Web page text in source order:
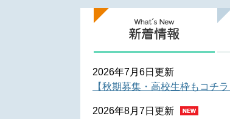
着
情
2026年7月6日更新
【秋期募集・高校生枠もコチ
2026年8月7日更新